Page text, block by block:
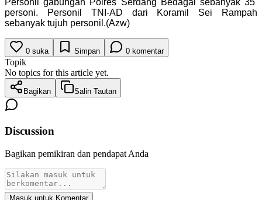
Personil gabungan Polres Serdang Bedagai sebanyak 35
personi. Personil TNI-AD dari Koramil Sei Rampah
sebanyak tujuh personil.(Azw)
0 suka Simpan 0 komentar
Topik
No topics for this article yet.
Bagikan Salin Tautan
Discussion
Bagikan pemikiran dan pendapat Anda
Masuk untuk Komentar